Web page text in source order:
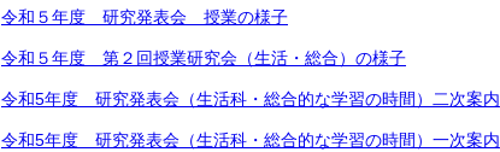
令和５年度 研究発表会 授業の様子
令和５年度 第２回授業研究会（生活・総合）の様子
令和5年度 研究発表会（生活科・総合的な学習の時間）二次案内
令和5年度 研究発表会（生活科・総合的な学習の時間）一次案内